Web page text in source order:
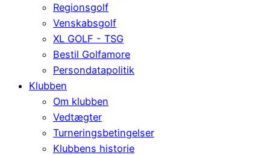
Regionsgolf
Venskabsgolf
XL GOLF - TSG
Bestil Golfamore
Persondatapolitik
Klubben
Om klubben
Vedtægter
Turneringsbetingelser
Klubbens historie